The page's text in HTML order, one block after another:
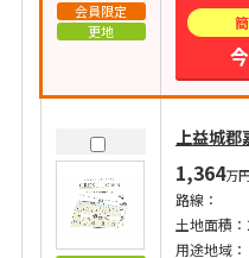
会員限定
更地
上益城
1,364万
路線：
土地面積
用途地域：